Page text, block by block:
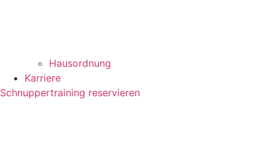
Hausordnung
Karriere
Schnuppertraining reservieren